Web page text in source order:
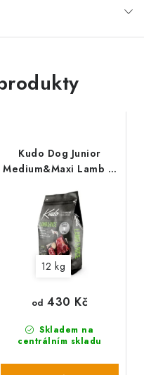
Kudo Dog Junior
Medium&Maxi Lamb &
12 kg
Skladem na
centrálním skladu
od 430 Kč